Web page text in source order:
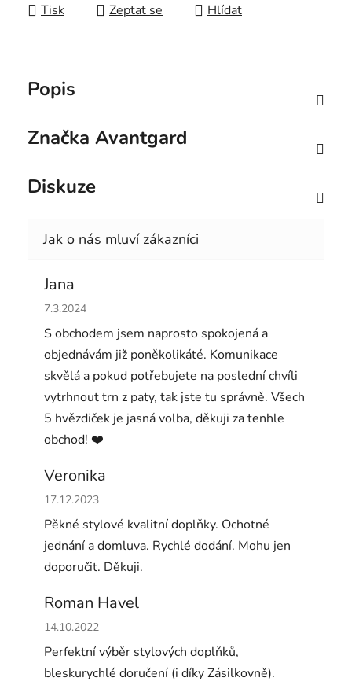
Tisk Zeptat se Hlídat
Popis
Značka Avantgard
Diskuze
Jana
Hodnocení obchodu je 5 z 5 hvězdiček.
7.3.2024
S obchodem jsem naprosto spokojená a
objednávám již poněkolikáté. Komunikace
skvělá a pokud potřebujete na poslední chvíli
vytrhnout trn z paty, tak jste tu správně. Všech
5 hvězdiček je jasná volba, děkuji za tenhle
obchod! ❤️
Veronika
Hodnocení obchodu je 5 z 5 hvězdiček.
17.12.2023
Pěkné stylové kvalitní doplňky. Ochotné
jednání a domluva. Rychlé dodání. Mohu jen
doporučit. Děkuji.
Roman Havel
Hodnocení obchodu je 5 z 5 hvězdiček.
14.10.2022
Perfektní výběr stylových doplňků,
bleskurychlé doručení (i díky Zásilkovně).